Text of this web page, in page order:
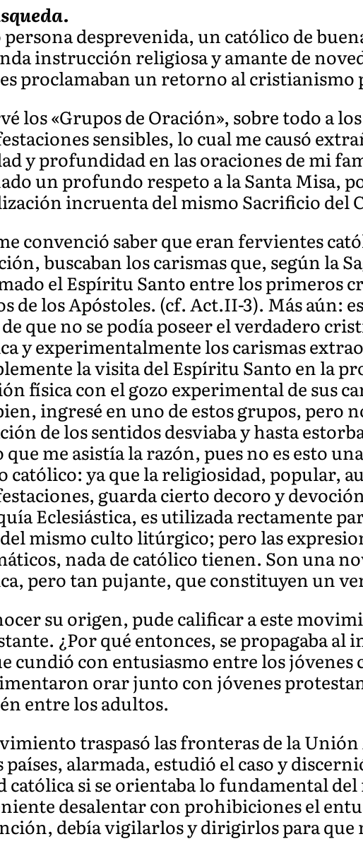
persona desprevenida, un católico de
instrucción religiosa y amante de
proclamaban un retorno al
los «Grupos de Oración», sobre todo a
sensibles, lo cual me causó
y profundidad en las oraciones de mi
un profundo respeto a la Santa Misa,
incruenta del mismo Sacrificio del
convenció saber que eran fervientes
buscaban los carismas que, según la
el Espíritu Santo entre los primeros
de los Apóstoles. (cf. Act.II-3). Más aún:
que no se podía poseer el verdadero
y experimentalmente los carismas
la visita del Espíritu Santo en la
física con el gozo experimental de sus
ingresé en uno de estos grupos, pero
de los sentidos desviaba y hasta
que me asistía la razón, pues no es esto
católico: ya que la religiosidad, popular,
guarda cierto decoro y
Eclesiástica, es utilizada rectamente
mismo culto litúrgico; pero las
nada de católico tienen. Son una
pero tan pujante, que constituyen un
su origen, pude calificar a este
¿Por qué entonces, se propagaba al
cundió con entusiasmo entre los
orar junto con jóvenes
entre los adultos.
traspasó las fronteras de la
alarmada, estudió el caso y
católica si se orientaba lo fundamental
desalentar con prohibiciones el
debía vigilarlos y dirigirlos para que